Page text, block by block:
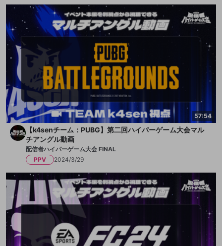
57:54
【k4senチーム：PUBG】第二回ハイパーゲーム大会マル
チアングル動画
配信者ハイパーゲーム大会 FINAL
PPV
2024/3/29
OPENREC.tv アカウントは mellow-fan
新規登録
OPENREC.tvアカウントはmellow-fanア